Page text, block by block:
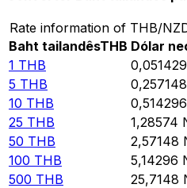
Rate information of THB/
Baht tailandêsTHB Dólar
1 THB
5 THB 0,257148
10 THB 0,514296
25 THB 1,28574
50 THB 2,57148
100 THB 5,14296
500 THB 25,7148